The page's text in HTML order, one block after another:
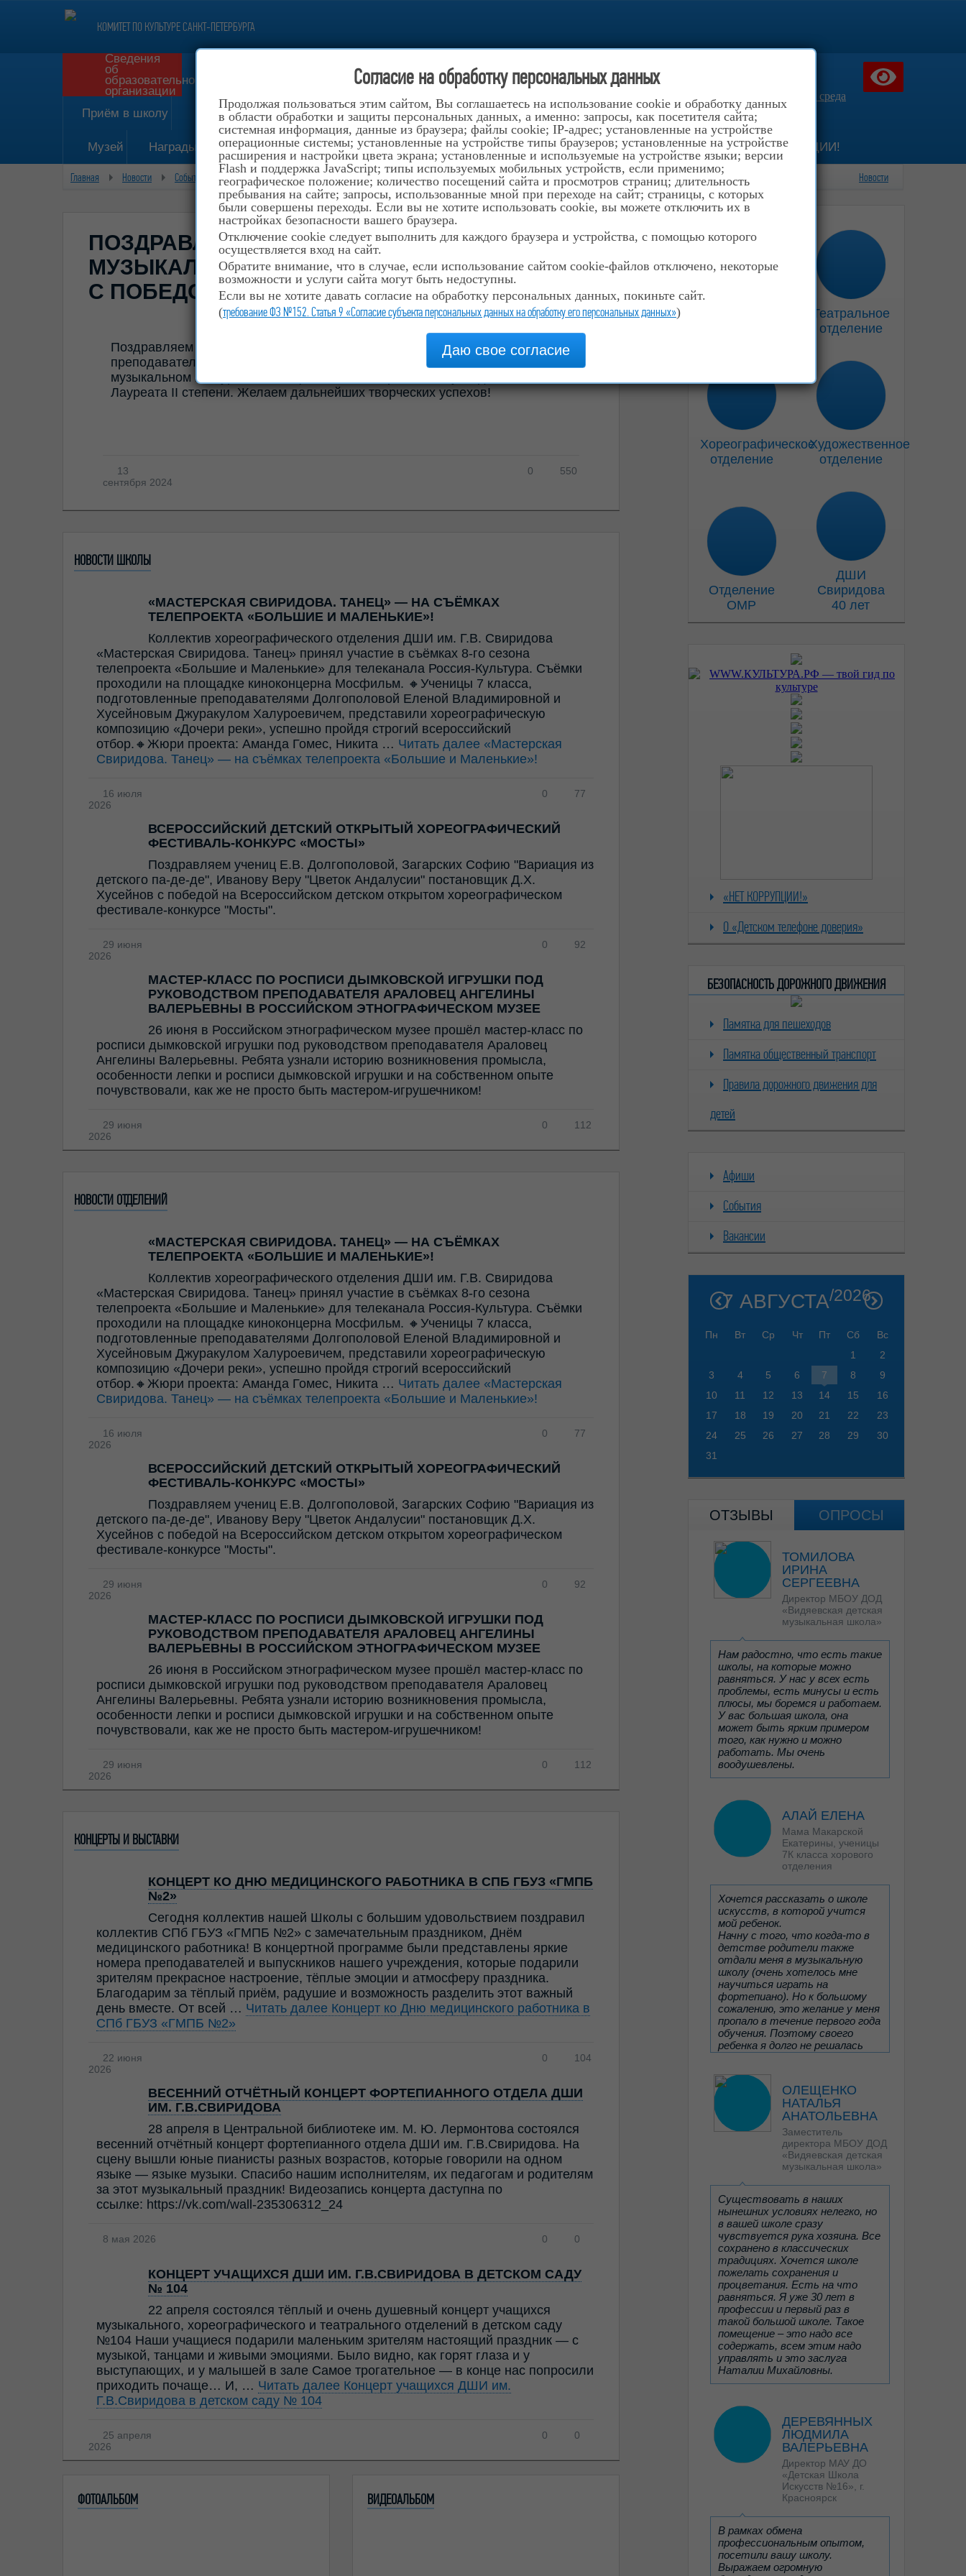
Согласие на обработку персональных данных
Продолжая пользоваться этим сайтом, Вы соглашаетесь на использование cookie и обработку данных
в области обработки и защиты персональных данных, а именно: запросы, как посетителя сайта;
системная информация, данные из браузера; файлы cookie; IP-адрес; установленные на устройстве
операционные системы; установленные на устройстве типы браузеров; установленные на устройстве
расширения и настройки цвета экрана; установленные и используемые на устройстве языки; версии
Flash и поддержка JavaScript; типы используемых мобильных устройств, если применимо;
географическое положение; количество посещений сайта и просмотров страниц; длительность
пребывания на сайте; запросы, использованные мной при переходе на сайт; страницы, с которых
были совершены переходы. Если вы не хотите использовать cookie, вы можете отключить их в
настройках безопасности вашего браузера.
Отключение cookie следует выполнить для каждого браузера и устройства, с помощью которого
осуществляется вход на сайт.
Обратите внимание, что в случае, если использование сайтом cookie-файлов отключено, некоторые
возможности и услуги сайта могут быть недоступны.
Если вы не хотите давать согласие на обработку персональных данных, покиньте сайт.
(требование ФЗ №152. Статья 9 «Согласие субъекта персональных данных на обработку его персональных данных»)
КОМИТЕТ ПО КУЛЬТУРЕ САНКТ-ПЕТЕРБУРГА
Форма обратной связи Контакты
8-921-957-94-66
194352, Санкт-Петербург, пр.Просвещения д.40 Доступная среда
Сведения
об
образовательной
организации
Приём в школу
История
Музей Награды Конкурсы Расписание Национальный проект «Культура» ОХРАНА ТРУДА НЕТ КОРРУПЦИИ!
Новости
Главная Новости События Поздравляем обучающуюся музыкального отдела Хазиеву Софию с победой!
ПОЗДРАВЛЯЕМ ОБУЧАЮЩУЮСЯ
МУЗЫКАЛЬНОГО ОТДЕЛА ХАЗИЕВУ СОФИЮ
С ПОБЕДОЙ!
Поздравляем обучающуюся музыкального отдела Хазиеву Софию,
преподаватель Малеева К.Г., с победой на Международном молодежном
музыкальном конкурсе, посвященном И.Ф. Стравинскому — диплом
Лауреата II степени. Желаем дальнейших творческих успехов!
13
сентября 2024
550
0
НОВОСТИ ШКОЛЫ
«МАСТЕРСКАЯ СВИРИДОВА. ТАНЕЦ» — НА СЪЁМКАХ
ТЕЛЕПРОЕКТА «БОЛЬШИЕ И МАЛЕНЬКИЕ»!
Коллектив хореографического отделения ДШИ им. Г.В. Свиридова
«Мастерская Свиридова. Танец» принял участие в съёмках 8-го сезона
телепроекта «Большие и Маленькие» для телеканала Россия-Культура. Съёмки
проходили на площадке киноконцерна Мосфильм. 🔸Ученицы 7 класса,
подготовленные преподавателями Долгополовой Еленой Владимировной и
Хусейновым Джуракулом Халуроевичем, представили хореографическую
композицию «Дочери реки», успешно пройдя строгий всероссийский
отбор.🔸Жюри проекта: Аманда Гомес, Никита … Читать далее «Мастерская
Свиридова. Танец» — на съёмках телепроекта «Большие и Маленькие»!
16 июля
2026
77
0
ВСЕРОССИЙСКИЙ ДЕТСКИЙ ОТКРЫТЫЙ ХОРЕОГРАФИЧЕСКИЙ
ФЕСТИВАЛЬ-КОНКУРС «МОСТЫ»
Поздравляем учениц Е.В. Долгополовой, Загарских Софию "Вариация из
детского па-де-де", Иванову Веру "Цветок Андалусии" постановщик Д.Х.
Хусейнов с победой на Всероссийском детском открытом хореографическом
фестивале-конкурсе "Мосты".
29 июня
2026
92
0
МАСТЕР-КЛАСС ПО РОСПИСИ ДЫМКОВСКОЙ ИГРУШКИ ПОД
РУКОВОДСТВОМ ПРЕПОДАВАТЕЛЯ АРАЛОВЕЦ АНГЕЛИНЫ
ВАЛЕРЬЕВНЫ В РОССИЙСКОМ ЭТНОГРАФИЧЕСКОМ МУЗЕЕ
26 июня в Российском этнографическом музее прошёл мастер-класс по
росписи дымковской игрушки под руководством преподавателя Араловец
Ангелины Валерьевны. Ребята узнали историю возникновения промысла,
особенности лепки и росписи дымковской игрушки и на собственном опыте
почувствовали, как же не просто быть мастером-игрушечником!
29 июня
2026
112
0
НОВОСТИ ОТДЕЛЕНИЙ
«МАСТЕРСКАЯ СВИРИДОВА. ТАНЕЦ» — НА СЪЁМКАХ
ТЕЛЕПРОЕКТА «БОЛЬШИЕ И МАЛЕНЬКИЕ»!
Коллектив хореографического отделения ДШИ им. Г.В. Свиридова
«Мастерская Свиридова. Танец» принял участие в съёмках 8-го сезона
телепроекта «Большие и Маленькие» для телеканала Россия-Культура. Съёмки
проходили на площадке киноконцерна Мосфильм. 🔸Ученицы 7 класса,
подготовленные преподавателями Долгополовой Еленой Владимировной и
Хусейновым Джуракулом Халуроевичем, представили хореографическую
композицию «Дочери реки», успешно пройдя строгий всероссийский
отбор.🔸Жюри проекта: Аманда Гомес, Никита … Читать далее «Мастерская
Свиридова. Танец» — на съёмках телепроекта «Большие и Маленькие»!
16 июля
2026
77
0
ВСЕРОССИЙСКИЙ ДЕТСКИЙ ОТКРЫТЫЙ ХОРЕОГРАФИЧЕСКИЙ
ФЕСТИВАЛЬ-КОНКУРС «МОСТЫ»
Поздравляем учениц Е.В. Долгополовой, Загарских Софию "Вариация из
детского па-де-де", Иванову Веру "Цветок Андалусии" постановщик Д.Х.
Хусейнов с победой на Всероссийском детском открытом хореографическом
фестивале-конкурсе "Мосты".
29 июня
2026
92
0
МАСТЕР-КЛАСС ПО РОСПИСИ ДЫМКОВСКОЙ ИГРУШКИ ПОД
РУКОВОДСТВОМ ПРЕПОДАВАТЕЛЯ АРАЛОВЕЦ АНГЕЛИНЫ
ВАЛЕРЬЕВНЫ В РОССИЙСКОМ ЭТНОГРАФИЧЕСКОМ МУЗЕЕ
26 июня в Российском этнографическом музее прошёл мастер-класс по
росписи дымковской игрушки под руководством преподавателя Араловец
Ангелины Валерьевны. Ребята узнали историю возникновения промысла,
особенности лепки и росписи дымковской игрушки и на собственном опыте
почувствовали, как же не просто быть мастером-игрушечником!
29 июня
2026
112
0
КОНЦЕРТЫ И ВЫСТАВКИ
КОНЦЕРТ КО ДНЮ МЕДИЦИНСКОГО РАБОТНИКА В СПБ ГБУЗ «ГМПБ
№2»
Сегодня коллектив нашей Школы с большим удовольствием поздравил
коллектив СПб ГБУЗ «ГМПБ №2» с замечательным праздником, Днём
медицинского работника! В концертной программе были представлены яркие
номера преподавателей и выпускников нашего учреждения, которые подарили
зрителям прекрасное настроение, тёплые эмоции и атмосферу праздника.
Благодарим за тёплый приём, радушие и возможность разделить этот важный
день вместе. От всей … Читать далее Концерт ко Дню медицинского работника в
СПб ГБУЗ «ГМПБ №2»
22 июня
2026
104
0
ВЕСЕННИЙ ОТЧЁТНЫЙ КОНЦЕРТ ФОРТЕПИАННОГО ОТДЕЛА ДШИ
ИМ. Г.В.СВИРИДОВА
28 апреля в Центральной библиотеке им. М. Ю. Лермонтова состоялся
весенний отчётный концерт фортепианного отдела ДШИ им. Г.В.Свиридова. На
сцену вышли юные пианисты разных возрастов, которые говорили на одном
языке — языке музыки. Спасибо нашим исполнителям, их педагогам и родителям
за этот музыкальный праздник! Видеозапись концерта даступна по
ссылке: https://vk.com/wall-235306312_24
8 мая 2026 0
0
КОНЦЕРТ УЧАЩИХСЯ ДШИ ИМ. Г.В.СВИРИДОВА В ДЕТСКОМ САДУ
№ 104
22 апреля состоялся тёплый и очень душевный концерт учащихся
музыкального, хореографического и театрального отделений в детском саду
№104 Наши учащиеся подарили маленьким зрителям настоящий праздник — с
музыкой, танцами и живыми эмоциями. Было видно, как горят глаза и у
выступающих, и у малышей в зале Самое трогательное — в конце нас попросили
приходить почаще… И, … Читать далее Концерт учащихся ДШИ им.
Г.В.Свиридова в детском саду № 104
25 апреля
2026
0
0
ФОТОАЛЬБОМ ВИДЕОАЛЬБОМ
Театральное
отделение
Хореографическое
отделение
Художественное
отделение
Отделение
ОМР
ДШИ
Свиридова
40 лет
«НЕТ КОРРУПЦИИ!»
О «Детском телефоне доверия»
БЕЗОПАСНОСТЬ ДОРОЖНОГО ДВИЖЕНИЯ
Памятка для пешеходов
Памятка общественный транспорт
Правила дорожного движения для
детей
Афиши
События
Вакансии
7 АВГУСТА/2026
Пн Вт Ср Чт Пт Сб
Вс
1
2
3
4 5 6 7 8
9
10
11 12 13 14 15
16
17
18 19 20 21 22
23
24
25 26 27 28 29
30
31
ОТЗЫВЫ ОПРОСЫ
ТОМИЛОВА
ИРИНА
СЕРГЕЕВНА
Директор МБОУ ДОД
«Видяевская детская
музыкальная школа»
Нам радостно, что есть такие
школы, на которые можно
равняться. У нас у всех есть
проблемы, есть минусы и есть
плюсы, мы боремся и работаем.
У вас большая школа, она
может быть ярким примером
того, как нужно и можно
работать. Мы очень
воодушевлены.
АЛАЙ ЕЛЕНА
Мама Макарской
Екатерины, ученицы
7К класса хорового
отделения
Хочется рассказать о школе
искусств, в которой учится
мой ребенок.
Начну с того, что когда-то в
детстве родители также
отдали меня в музыкальную
школу (очень хотелось мне
научиться играть на
фортепиано). Но к большому
сожалению, это желание у меня
пропало в течение первого года
обучения. Поэтому своего
ребенка я долго не решалась
желание заниматься музыкой.
Читать отзыв целиком
Дочь занималась с
репетитором, пока
преподаватель всё-таки не
посоветовала пойти ей в
музыкальную школу.
Дочь прошла вступительные
испытания и поступила в
Санкт-Петербургскую
детскую школу искусств
им.Г.В.Свиридова на хоровое
отделение.
И вот началась жизнь, в
которую она окунулась с
головой. На занятия она всегда
идет с огромной радостью.
Никогда, на протяжении уже 7
лет обучения, не ходила
неподготовленной, потому что
обожает все предметы, любит
своих преподавателей и не
хочет их подвести. Педагоги,
которые всё это время были у
бесподобны. Это Ефлеева
Татьяна Борисовна, Куликова
Наталья Олеговна, Рыбакова
Екатерина Владимировна,
Хачикян Елена Ашотовна,
Виноградова Ольга
Александровна. Время на
занятиях в школе для детей
пролетает незаметно. Дети
получают в школе не только
музыкальное образование, но и
эстетическое, культурное и
духовное. Столько доброты и
тепла получают дети - этого
ОЛЕЩЕНКО
НАТАЛЬЯ
АНАТОЛЬЕВНА
Заместитель
директора МБОУ ДОД
«Видяевская детская
музыкальная школа»
Существовать в наших
нынешних условиях нелегко, но
в вашей школе сразу
чувствуется рука хозяина. Все
сохранено в классических
традициях. Хочется школе
пожелать сохранения и
процветания. Есть на что
равняться. Я уже 30 лет в
профессии и первый раз в
такой большой школе. Такое
помещение – это надо все
содержать, всем этим надо
управлять и это заслуга
Наталии Михайловны.
ДЕРЕВЯННЫХ
ЛЮДМИЛА
ВАЛЕРЬЕВНА
Директор МАУ ДО
«Детская Школа
Искусств №16», г.
Красноярск
В рамках обмена
профессиональным опытом,
посетили вашу школу.
Выражаем огромную